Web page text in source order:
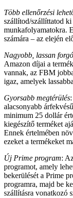
Több ellenőrzési
szállítod/szállíttatod ki
munkafolyamatokra.
számára – az elején
Nagyobb, lassan
Amazon díjai a
vannak, az FBM
igaz, amelyek
Gyorsabb megtérülés
alacsonyabb
minimum 25 dollár
kiegészítő terméket
Ennek értelmében
ezeket a termékeket
Új Prime program:
programot, amely
bekerülését a Prime
programra, majd be
szállításra vonatkozó